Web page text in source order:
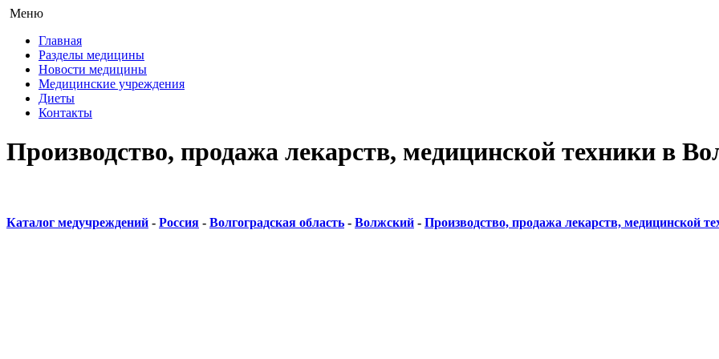
Меню
Главная
Разделы медицины
Новости медицины
Медицинские учреждения
Диеты
Контакты
Производство, продажа лекарств, медицинской техники в
Каталог медучреждений - Россия - Волгоградская область - Волжский - Производство, продажа лекарств, медицинской